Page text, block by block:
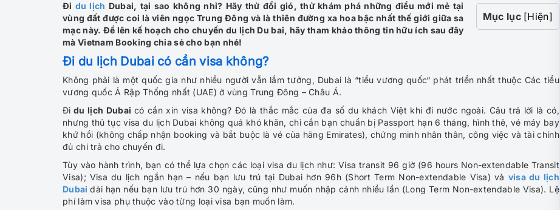
Mục lục [Hiện]
Đi du lịch Dubai, tại sao không nhỉ? Hãy thử đổi gió, thử khám phá những điều mới mẻ tại
vùng đất được coi là viên ngọc Trung Đông và là thiên đường xa hoa bậc nhất thế giới giữa sa
mạc này. Để lên kế hoạch cho chuyến du lịch Du bai, hãy tham khảo thông tin hữu ích sau đây
mà Vietnam Booking chia sẻ cho bạn nhé!
Đi du lịch Dubai có cần visa không?
Không phải là một quốc gia như nhiều người vẫn lầm tưởng, Dubai là “tiểu vương quốc“ phát triển nhất thuộc Các tiểu
vương quốc Ả Rập Thống nhất (UAE) ở vùng Trung Đông – Châu Á.
Đi du lịch Dubai có cần xin visa không? Đó là thắc mắc của đa số du khách Việt khi đi nước ngoài. Câu trả lời là có,
nhưng thủ tục visa du lịch Dubai không quá khó khăn, chỉ cần bạn chuẩn bị Passport hạn 6 tháng, hình thẻ, vé máy bay
khứ hồi (không chấp nhận booking và bắt buộc là vé của hãng Emirates), chứng minh nhân thân, công việc và tài chính
đủ chi trả cho chuyến đi.
Tùy vào hành trình, bạn có thể lựa chọn các loại visa du lịch như: Visa transit 96 giờ (96 hours Non-extendable Transit
Visa); Visa du lịch ngắn hạn – nếu bạn lưu trú tại Dubai hơn 96h (Short Term Non-extendable Visa) và visa du lịch
Dubaidài hạn nếu bạn lưu trú hơn 30 ngày, cũng như muốn nhập cảnh nhiều lần (Long Term Non-extendable Visa). Lệ
phí làm visa phụ thuộc vào từng loại visa bạn muốn làm.